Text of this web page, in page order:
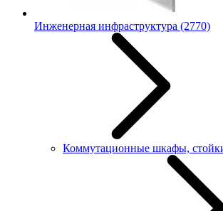
Инженерная инфраструктура (2770)
Коммутационные шкафы,